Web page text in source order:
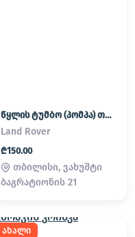
წყლის ტუმბო (პომპა) თერმოსტატი Land Rover / Range Rover
Land Rover
₾150.00
თბილისი, ვახუშტი
ბაგრატიონის 21
ახალი